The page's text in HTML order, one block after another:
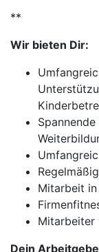
**
Wir bieten Dir:
Mitarbeit in
Mitarbeiter
Dein